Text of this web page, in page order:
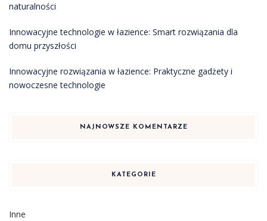
naturalności
Innowacyjne technologie w łazience: Smart rozwiązania dla
domu przyszłości
Innowacyjne rozwiązania w łazience: Praktyczne gadżety i
nowoczesne technologie
NAJNOWSZE KOMENTARZE
KATEGORIE
Inne